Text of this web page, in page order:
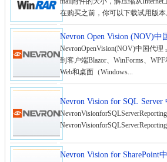
在购买之前，你可以下载试用版本
Nevron Open Vision (NOV)中
NevronOpenVision(NOV)中国代
到客户端Blazor、WinForms、
Web和桌面（Windows...
Nevron Vision for SQL Server
Nevron Vision for SharePoint